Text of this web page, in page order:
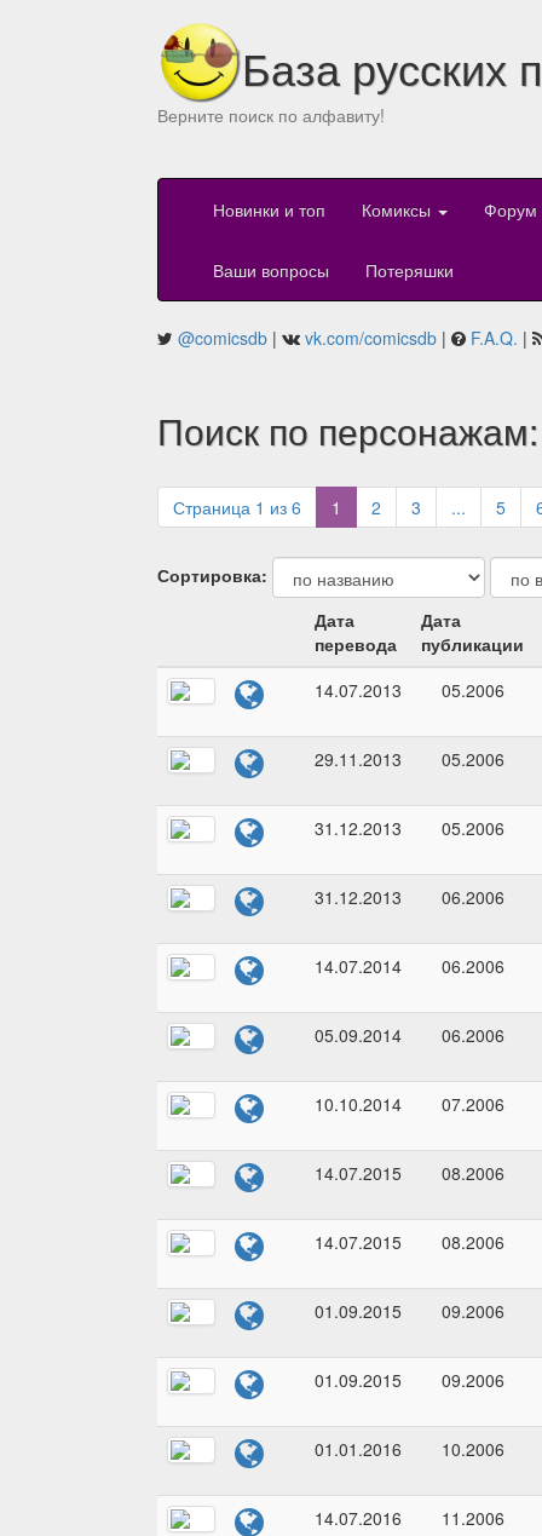
База русских
Верните поиск по алфавиту!
Новинки и топ Комиксы Форум
Ваши вопросы Потеряшки
@comicsdb | vk.com/comicsdb | F.A.Q. |
Поиск по
Страница 1 из 6 1 (current)
2 3 ... 5
Сортировка:
Дата
перевода
Дата
публикации
14.07.2013
05.2006
29.11.2013 05.2006
31.12.2013 05.2006
31.12.2013 06.2006
14.07.2014 06.2006
05.09.2014 06.2006
10.10.2014 07.2006
14.07.2015 08.2006
14.07.2015 08.2006
01.09.2015 09.2006
01.09.2015 09.2006
01.01.2016 10.2006
14.07.2016 11.2006